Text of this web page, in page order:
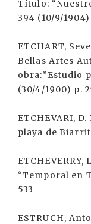
Título:
394 (10/9/
ETCHART,
Bellas Artes
obra:”Estudio
(30/4/1900) p.
ETCHEVARI,
playa de
“Temporal en
533
ESTRUCH,